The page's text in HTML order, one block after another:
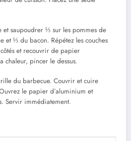
et saupoudrer ⅓ sur les pommes de
et ⅓ du bacon. Répétez les couches
et recouvrir de papier
chaleur, pincer le dessus.
du barbecue. Couvrir et cuire
le papier d’aluminium et
Servir immédiatement.